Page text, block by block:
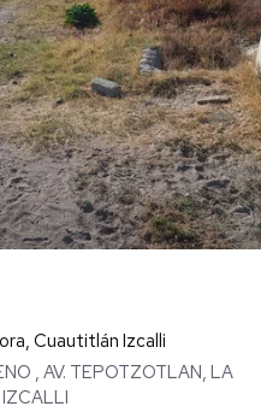
Cuautitlán Izcalli
, AV. TEPOTZOTLAN, LA